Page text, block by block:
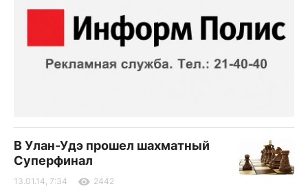
В Улан-Удэ прошел шахматный
Суперфинал
13.01.14, 7:34 2442